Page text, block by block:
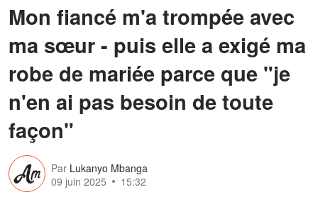
Mon fiancé m'a trompée avec
ma sœur - puis elle a exigé ma
robe de mariée parce que "je
n'en ai pas besoin de toute
façon"
Par Lukanyo Mbanga
09 juin 2025
15:32